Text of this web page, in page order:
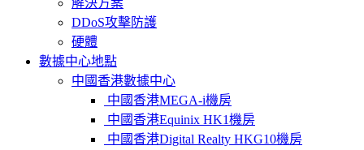
解決方案
DDoS攻擊防護
硬體
數據中心地點
中國香港數據中心
中國香港MEGA-i機房
中國香港Equinix HK1機房
中國香港Digital Realty HKG10機房